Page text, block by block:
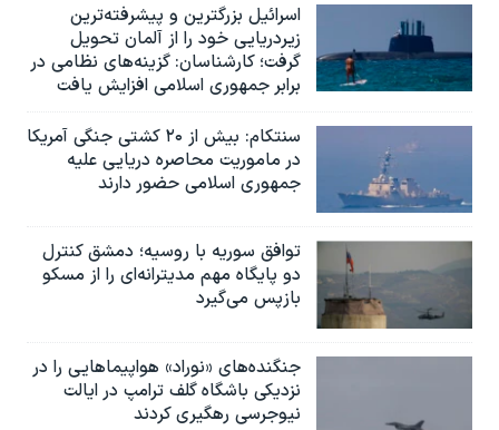
اسرائيل بزرگترین و پیشرفته‌ترین
زیردریایی خود را از آلمان تحویل
گرفت؛ کارشناسان: گزینه‌های نظامی در
برابر جمهوری اسلامی افزایش یافت
سنتکام: بیش از ۲۰ کشتی جنگی آمریکا
در ماموریت محاصره دریایی علیه
جمهوری اسلامی حضور دارند
توافق سوریه با روسیه؛ دمشق کنترل
دو پایگاه مهم مدیترانه‌ای را از مسکو
بازپس می‌گیرد
جنگنده‌های «نوراد» هواپیماهایی را در
نزدیکی باشگاه گلف ترامپ در ایالت
نیوجرسی رهگیری کردند